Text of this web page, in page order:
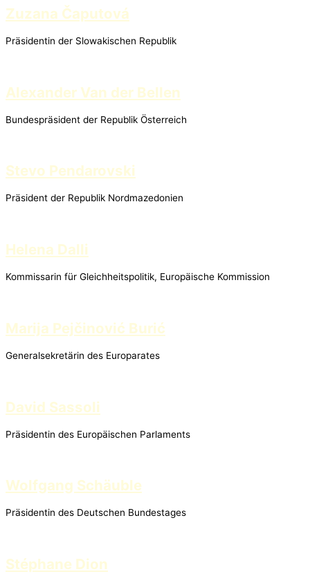
Zuzana Čaputová
Präsidentin der Slowakischen Republik
Alexander Van der Bellen
Bundespräsident der Republik Österreich
Stevo Pendarovski
Präsident der Republik Nordmazedonien
Helena Dalli
Kommissarin für Gleichheitspolitik, Europäische Kommission
Marija Pejčinović Burić
Generalsekretärin des Europarates
David Sassoli
Präsidentin des Europäischen Parlaments
Wolfgang Schäuble
Präsidentin des Deutschen Bundestages
Stéphane Dion